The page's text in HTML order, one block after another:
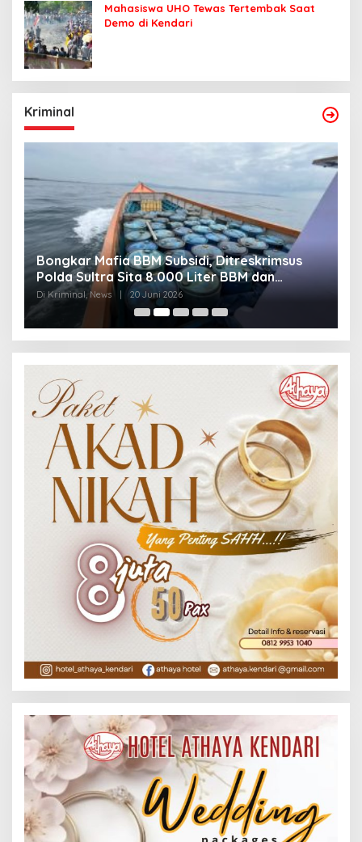
Mahasiswa UHO Tewas Tertembak Saat
Demo di Kendari
Kriminal
Bongkar Mafia BBM Subsidi, Ditreskrimsus
Polda Sultra Sita 8.000 Liter BBM dan
Ringkus 3 Tersangka
Di Kriminal, News 20 Juni 2026